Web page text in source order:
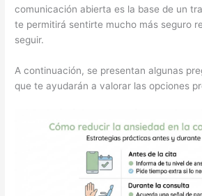
comunicación abierta es la base de un
te permitirá sentirte mucho más seguro
seguir.
A continuación, se presentan algunas
que te ayudarán a valorar las opciones